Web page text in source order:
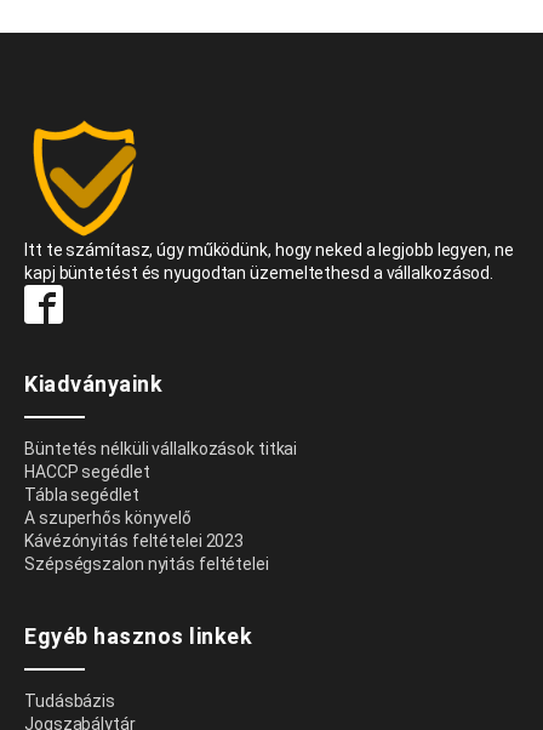
Itt te számítasz, úgy működünk, hogy neked a legjobb legyen, ne
kapj büntetést és nyugodtan üzemeltethesd a vállalkozásod.
Kiadványaink
Büntetés nélküli vállalkozások titkai
HACCP segédlet
Tábla segédlet
A szuperhős könyvelő
Kávézónyitás feltételei 2023
Szépségszalon nyitás feltételei
Egyéb hasznos linkek
Tudásbázis
Jogszabálytár